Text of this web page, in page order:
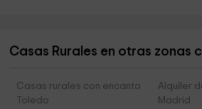
Casas Rurales en otras zonas
Casas rurales con encanto
Toledo
Alquiler
Madrid